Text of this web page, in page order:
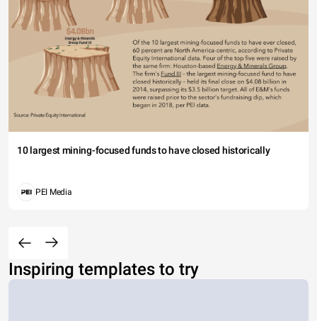
10 largest mining-focused funds to have closed historically
PEI Media
Inspiring templates to try